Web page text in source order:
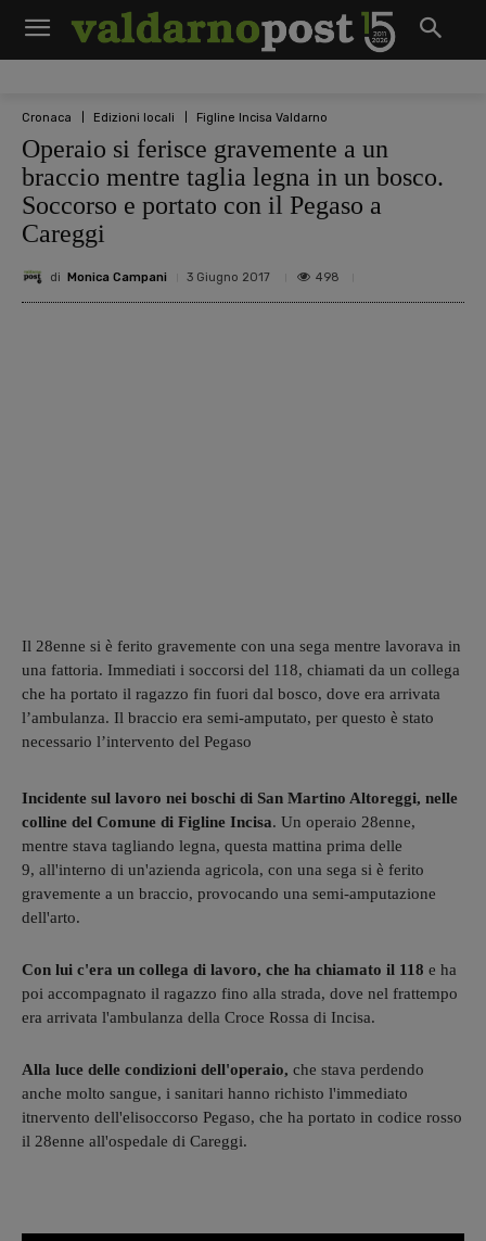
Cronaca Edizioni locali Figline Incisa Valdarno
Operaio si ferisce gravemente a un
braccio mentre taglia legna in un bosco.
Soccorso e portato con il Pegaso a
Careggi
di Monica Campani 3 Giugno 2017 498
Il 28enne si è ferito gravemente con una sega mentre lavorava in
una fattoria. Immediati i soccorsi del 118, chiamati da un collega
che ha portato il ragazzo fin fuori dal bosco, dove era arrivata
l’ambulanza. Il braccio era semi-amputato, per questo è stato
necessario l’intervento del Pegaso
Incidente sul lavoro nei boschi di San Martino Altoreggi, nelle
colline del Comune di Figline Incisa. Un operaio 28enne,
mentre stava tagliando legna, questa mattina prima delle
9, all'interno di un'azienda agricola, con una sega si è ferito
gravemente a un braccio, provocando una semi-amputazione
dell'arto.
Con lui c'era un collega di lavoro, che ha chiamato il 118 e ha
poi accompagnato il ragazzo fino alla strada, dove nel frattempo
era arrivata l'ambulanza della Croce Rossa di Incisa.
Alla luce delle condizioni dell'operaio, che stava perdendo
anche molto sangue, i sanitari hanno richisto l'immediato
itnervento dell'elisoccorso Pegaso, che ha portato in codice rosso
il 28enne all'ospedale di Careggi.